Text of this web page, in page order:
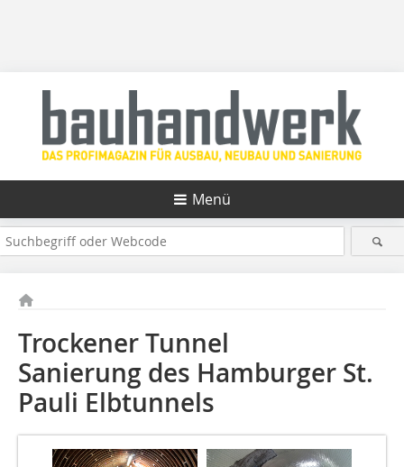
Menü
Trockener Tunnel
Sanierung des Hamburger St.
Pauli Elbtunnels